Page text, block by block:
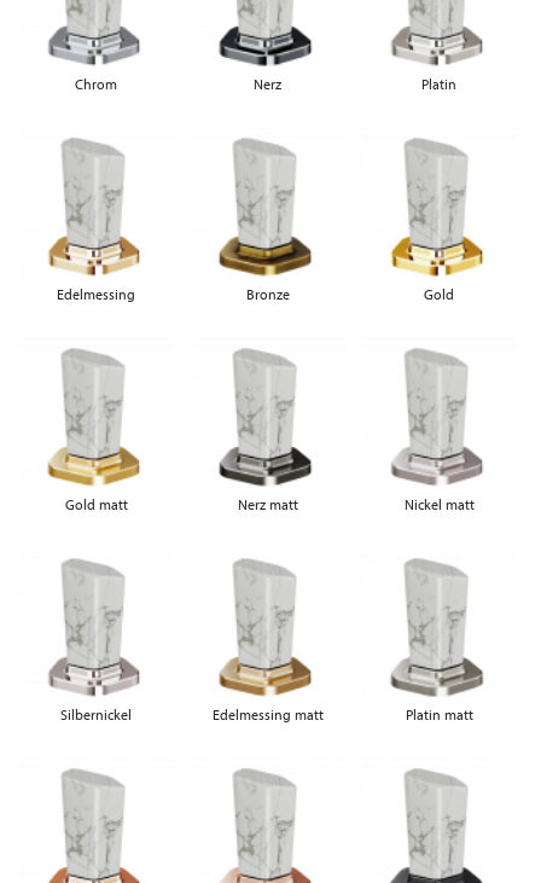
Chrom Nerz Platin
Edelmessing Bronze Gold
Gold matt Nerz matt Nickel matt
Silbernickel Edelmessing matt Platin matt